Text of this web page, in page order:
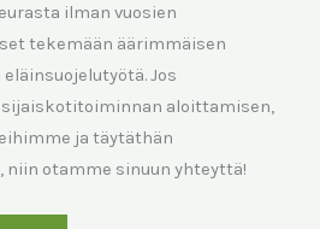
ilman vuosien
tekemään äärimmäisen
Jos
aloittamisen,
ja täytäthän
otamme sinuun yhteyttä!